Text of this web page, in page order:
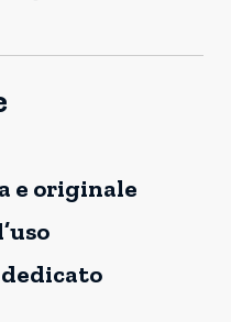
e originale